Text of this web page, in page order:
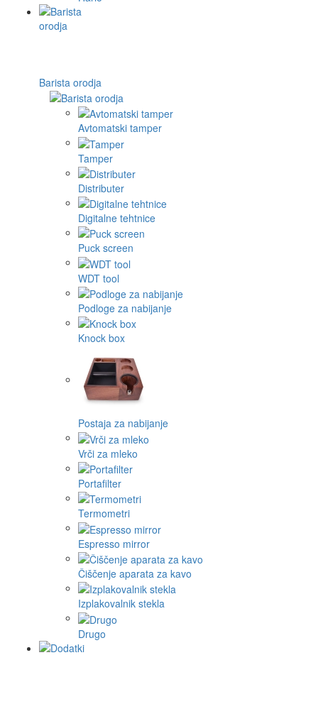
Barista orodja
Avtomatski tamper
Tamper
Distributer
Digitalne tehtnice
Puck screen
WDT tool
Podloge za nabijanje
Knock box
Postaja za nabijanje
Vrči za mleko
Portafilter
Termometri
Espresso mirror
Čiščenje aparata za kavo
Izplakovalnik stekla
Drugo